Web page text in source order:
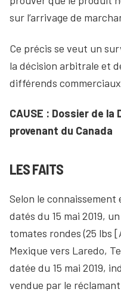
sur l’arrivage de
Ce précis se veut un
la décision arbitrale et
différends
CAUSE : Dossier de la
provenant du Canada
LES FAITS
Selon le
datés du 15 mai 2019,
tomates rondes (25 lbs
Mexique vers Laredo,
datée du 15 mai 2019,
vendue par le